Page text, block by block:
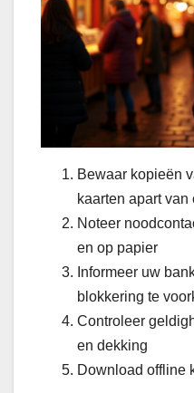
Bewaar kopieën
kaarten apart van
Noteer
en op papier
Informeer uw
blokkering te
Controleer
en dekking
Download offline